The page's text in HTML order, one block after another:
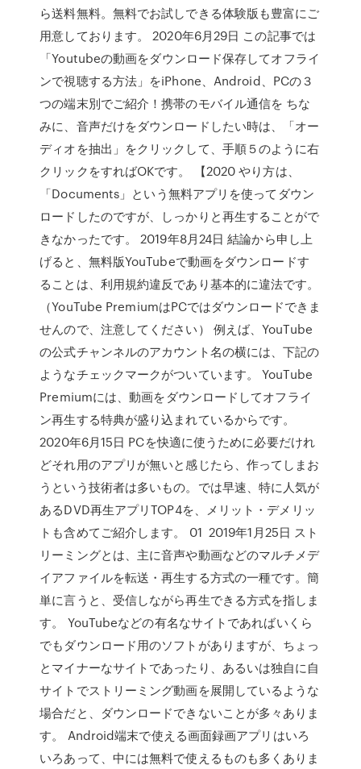
ら送料無料。無料でお試しできる体験版も豊富にご
用意しております。 2020年6月29日 この記事では
「Youtubeの動画をダウンロード保存してオフライ
ンで視聴する方法」をiPhone、Android、PCの３
つの端末別でご紹介！携帯のモバイル通信を ちな
みに、音声だけをダウンロードしたい時は、「オー
ディオを抽出」をクリックして、手順５のように右
クリックをすればOKです。 【2020 やり方は、
「Documents」という無料アプリを使ってダウン
ロードしたのですが、しっかりと再生することがで
きなかったです。 2019年8月24日 結論から申し上
げると、無料版YouTubeで動画をダウンロードす
ることは、利用規約違反であり基本的に違法です。
（YouTube PremiumはPCではダウンロードできま
せんので、注意してください） 例えば、YouTube
の公式チャンネルのアカウント名の横には、下記の
ようなチェックマークがついています。 YouTube
Premiumには、動画をダウンロードしてオフライ
ン再生する特典が盛り込まれているからです。
2020年6月15日 PCを快適に使うために必要だけれ
どそれ用のアプリが無いと感じたら、作ってしまお
うという技術者は多いもの。では早速、特に人気が
あるDVD再生アプリTOP4を、メリット・デメリッ
トも含めてご紹介します。 01 2019年1月25日 スト
リーミングとは、主に音声や動画などのマルチメデ
イアファイルを転送・再生する方式の一種です。簡
単に言うと、受信しながら再生できる方式を指しま
す。 YouTubeなどの有名なサイトであればいくら
でもダウンロード用のソフトがありますが、ちょっ
とマイナーなサイトであったり、あるいは独自に自
サイトでストリーミング動画を展開しているような
場合だと、ダウンロードできないことが多々ありま
す。 Android端末で使える画面録画アプリはいろ
いろあって、中には無料で使えるものも多くありま